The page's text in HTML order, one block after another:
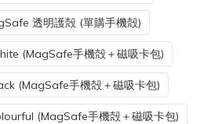
透明護殻 (單購手機殻)
(MagSafe手機殻＋磁吸卡包)
(MagSafe手機殻＋磁吸卡包)
(MagSafe手機殻＋磁吸卡包)